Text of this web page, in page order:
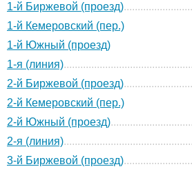
1-й Биржевой (проезд)
1-й Кемеровский (пер.)
1-й Южный (проезд)
1-я (линия)
2-й Биржевой (проезд)
2-й Кемеровский (пер.)
2-й Южный (проезд)
2-я (линия)
3-й Биржевой (проезд)